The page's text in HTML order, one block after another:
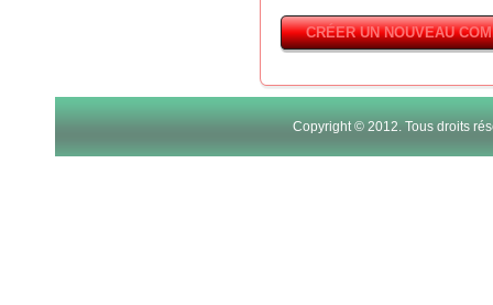
Copyright © 2012. Tous droits